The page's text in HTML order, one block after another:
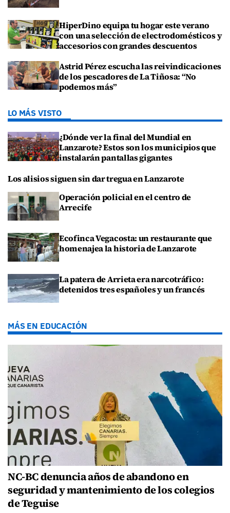
HiperDino equipa tu hogar este verano
con una selección de electrodomésticos y
accesorios con grandes descuentos
Astrid Pérez escucha las reivindicaciones
de los pescadores de La Tiñosa: “No
podemos más”
LO MÁS VISTO
¿Dónde ver la final del Mundial en
Lanzarote? Estos son los municipios que
instalarán pantallas gigantes
Los alisios siguen sin dar tregua en Lanzarote
Operación policial en el centro de
Arrecife
Ecofinca Vegacosta: un restaurante que
homenajea la historia de Lanzarote
La patera de Arrieta era narcotráfico:
detenidos tres españoles y un francés
MÁS EN EDUCACIÓN
NC-BC denuncia años de abandono en
seguridad y mantenimiento de los colegios
de Teguise